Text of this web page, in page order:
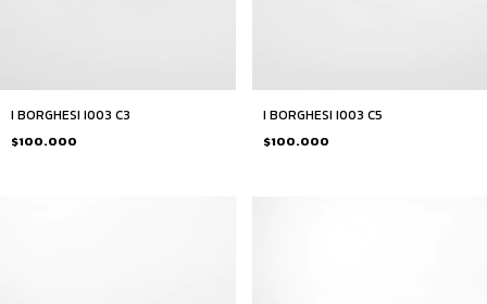
I BORGHESI I003 C3
$100.000
I BORGHESI I003 C5
$100.000